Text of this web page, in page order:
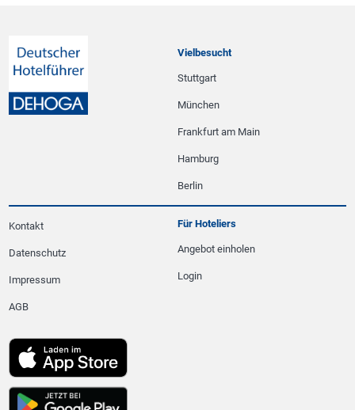
Vielbesucht
Stuttgart
München
Frankfurt am Main
Hamburg
Berlin
Kontakt
Datenschutz
Impressum
AGB
Für Hoteliers
Angebot einholen
Login